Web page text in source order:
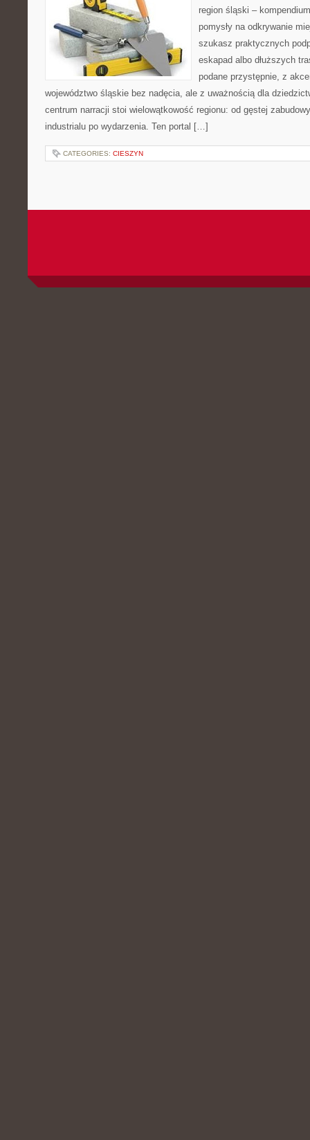
region śląski –
pomysły na odkrywanie
szukasz praktycznych
eskapad albo dłuższych
podane przystępnie, z
województwo śląskie bez nadęcia, ale z uważnością dla
centrum narracji stoi wielowątkowość regionu: od gęstej
industrialu po wydarzenia. Ten portal […]
CATEGORIES: CIESZYN